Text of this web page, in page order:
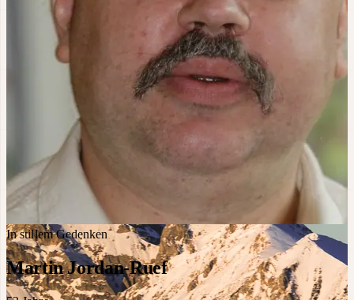
In stillem Gedenken
Martin Jordan-Ruef